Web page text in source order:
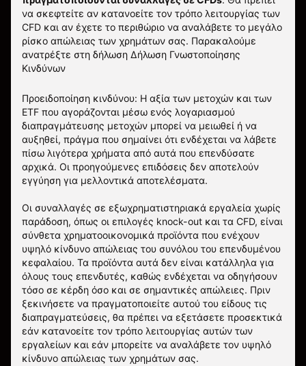
να σκεφτείτε αν κατανοείτε τον τρόπο λειτουργίας των
CFD και αν έχετε το περιθώριο να αναλάβετε το μεγάλο
ρίσκο απώλειας των χρημάτων σας. Παρακαλούμε
ανατρέξτε στη δήλωση Δήλωση Γνωστοποίησης
Κινδύνων
Προειδοποίηση κινδύνου: Η αξία των μετοχών και των
ETF που αγοράζονται μέσω ενός λογαριασμού
διαπραγμάτευσης μετοχών μπορεί να μειωθεί ή να
αυξηθεί, πράγμα που σημαίνει ότι ενδέχεται να λάβετε
πίσω λιγότερα χρήματα από αυτά που επενδύσατε
αρχικά. Οι προηγούμενες επιδόσεις δεν αποτελούν
εγγύηση για μελλοντικά αποτελέσματα.
Οι συναλλαγές σε εξωχρηματιστηριακά εργαλεία χωρίς
παράδοση, όπως οι επιλογές knock-out και τα CFD, είναι
σύνθετα χρηματοοικονομικά προϊόντα που ενέχουν
υψηλό κίνδυνο απώλειας του συνόλου του επενδυμένου
κεφαλαίου. Τα προϊόντα αυτά δεν είναι κατάλληλα για
όλους τους επενδυτές, καθώς ενδέχεται να οδηγήσουν
τόσο σε κέρδη όσο και σε σημαντικές απώλειες. Πριν
ξεκινήσετε να πραγματοποιείτε αυτού του είδους τις
διαπραγματεύσεις, θα πρέπει να εξετάσετε προσεκτικά
εάν κατανοείτε τον τρόπο λειτουργίας αυτών των
εργαλείων και εάν μπορείτε να αναλάβετε τον υψηλό
κίνδυνο απώλειας των χρημάτων σας.